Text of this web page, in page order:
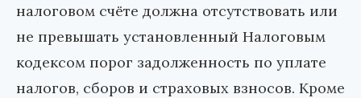
налоговом счёте должна отсутствовать или
не превышать установленный Налоговым
кодексом порог задолженность по уплате
налогов, сборов и страховых взносов. Кроме